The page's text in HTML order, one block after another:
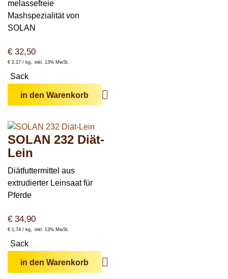
melassefreie
Mashspezialität von
SOLAN
€ 32,50
€ 2,17 / kg inkl. 13% MwSt.
Sack
in den Warenkorb
SOLAN 232 Diät-
Lein
Diätfuttermittel aus
extrudierter Leinsaat für
Pferde
€ 34,90
€ 1,74 / kg inkl. 13% MwSt.
Sack
in den Warenkorb